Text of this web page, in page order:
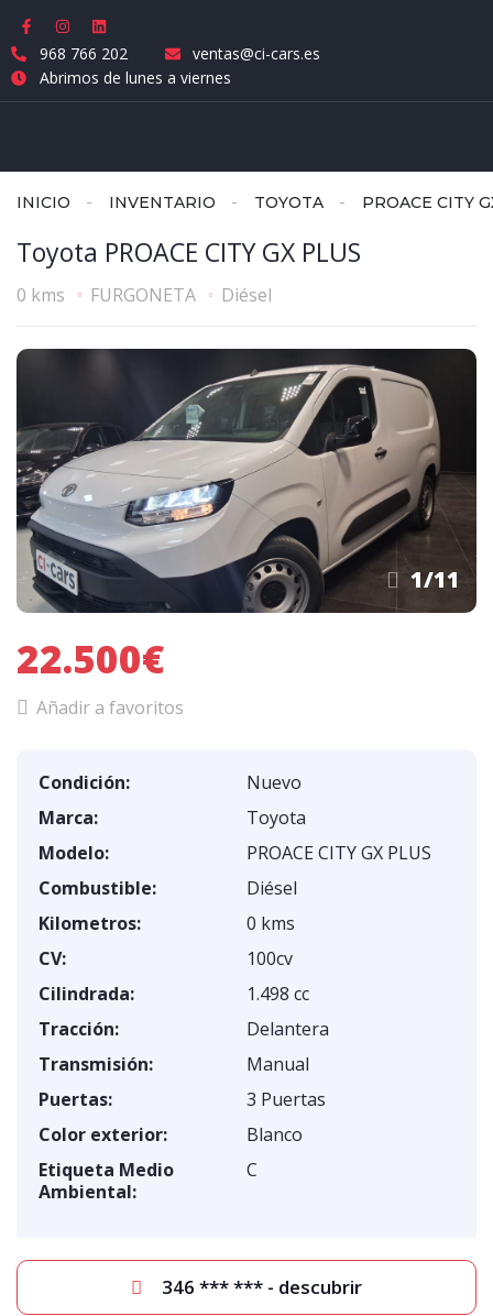
968 766 202
ventas@ci-cars.es
Abrimos de lunes a viernes
INICIO INVENTARIO TOYOTA PROACE CITY
Toyota PROACE CITY GX PLUS
0 kms FURGONETA Diésel
1/11
22.500€
Añadir a favoritos
Condición:
Nuevo
Marca:
Toyota
Modelo:
PROACE CITY GX PLUS
Combustible:
Diésel
Kilometros:
0 kms
CV:
100cv
Cilindrada:
1.498 cc
Tracción:
Delantera
Transmisión:
Manual
Puertas:
3 Puertas
Color exterior:
Blanco
Etiqueta Medio
Ambiental:
C
346 *** *** - descubrir